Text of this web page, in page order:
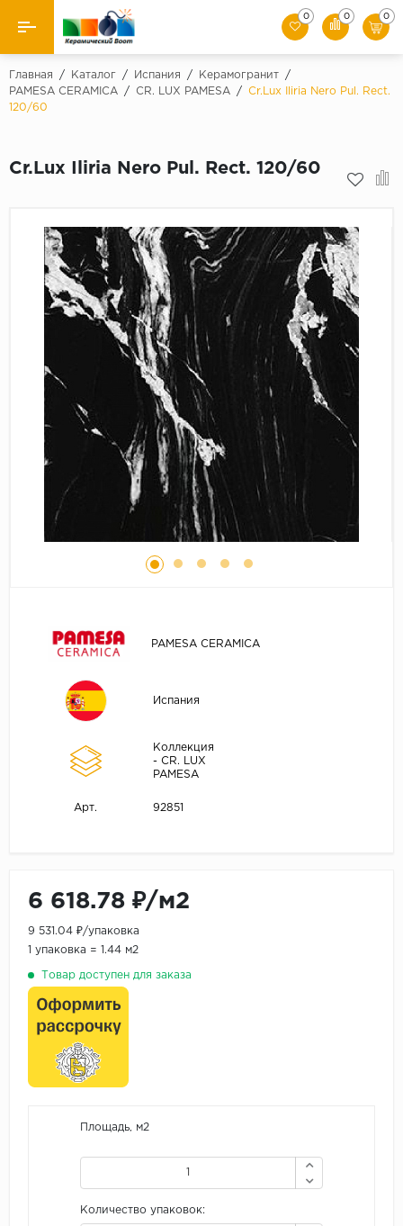
Назад
Производители
Мозаики
Искусственный камень
Клинкер
0 0 0
Главная / Каталог / Испания / Керамогранит
/
PAMESA CERAMICA
/ CR. LUX PAMESA /
Cr.Lux Iliria Nero Pul. Rect.
120/60
Cr.Lux Iliria Nero Pul. Rect. 120/60
PAMESA CERAMICA
Испания
Коллекция
- CR. LUX
PAMESA
Арт. 92851
6 618.78 ₽/м2
9 531.04 ₽/упаковка
1 упаковка = 1.44 м2
Товар доступен для заказа
Площадь, м2
Количество упаковок: